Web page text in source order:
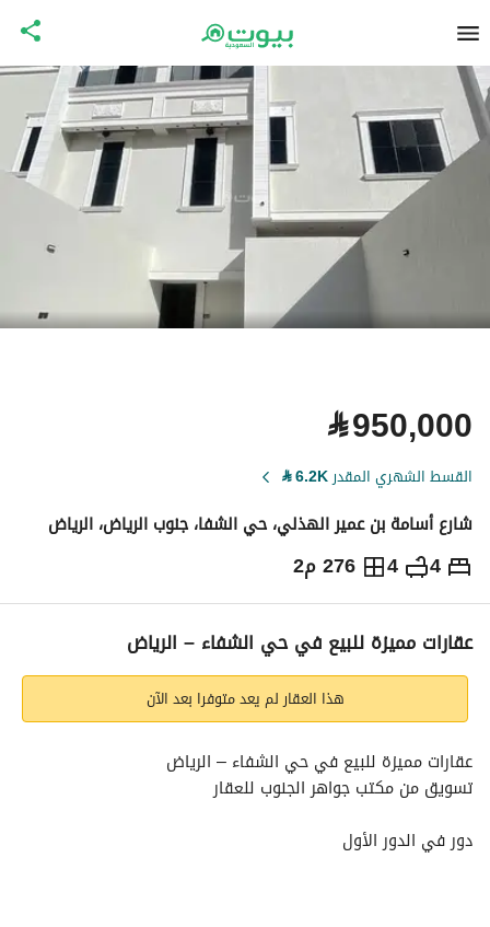
⃁950,000
القسط الشهري المقدر6.2K
⃁
شارع أسامة بن عمير الهذلي، حي الشفا، جنوب الرياض، الرياض
4
4 276 م2 ⃁
950,000
التفاصيل معلومات ترخيص الإعلان
عقارات مميزة للبيع في حي الشفاء – الرياض
هذا العقار لم يعد متوفرا بعد الآن
عقارات مميزة للبيع في حي الشفاء – الرياض
تسويق من مكتب جواهر الجنوب للعقار
دور في الدور الأول